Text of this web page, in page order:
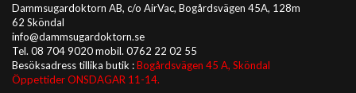
Dammsugardoktorn AB, c/o AirVac, Bogårdsvägen 45A, 128m
62 Sköndal
info@dammsugardoktorn.se
Tel. 08 704 9020 mobil. 0762 22 02 55
Besöksadress tillika butik :Bogårdsvägen 45 A, Sköndal
Öppettider ONSDAGAR 11-14.